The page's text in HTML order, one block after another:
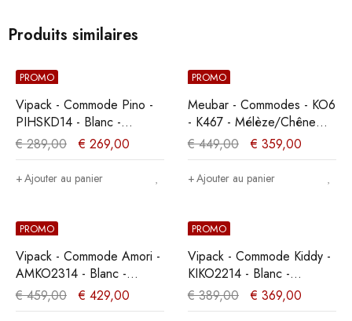
Produits similaires
PROMO
Vipack - Commode Pino -
PIHSKD14 - Blanc -
43,3x71,8xcm
€289,00 € 269,00
Ajouter au panier
PROMO
Meubar - Commodes - KO6
- K467 - Mélèze/Chêne
cristal marron clair -
119x88x50cm
€449,00 € 359,00
Ajouter au panier
PROMO
Vipack - Commode Amori -
AMKO2314 - Blanc -
50x85,1x90cm
€459,00 € 429,00
PROMO
Vipack - Commode Kiddy -
KIKO2214 - Blanc -
47x92xcm
€389,00 € 369,00